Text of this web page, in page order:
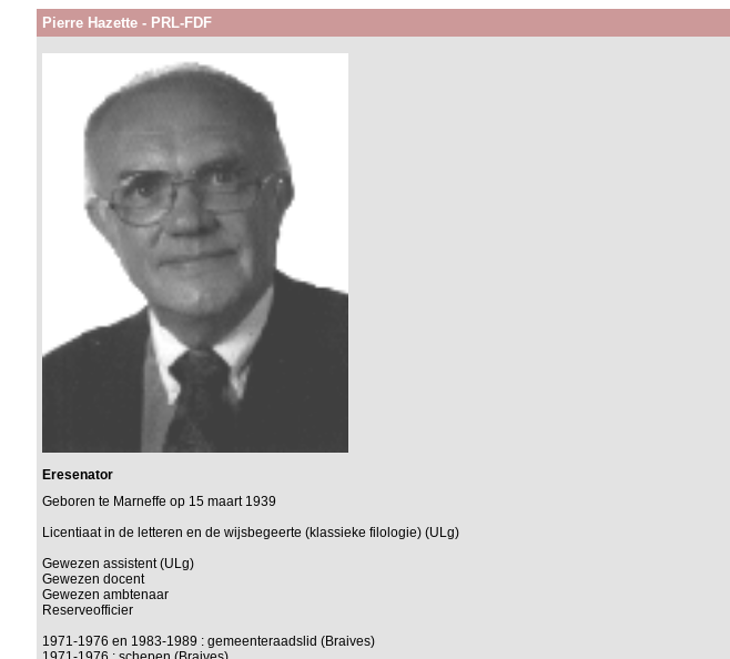
Pierre Hazette - PRL-FDF
Eresenator
Geboren te Marneffe op 15 maart 1939
Licentiaat in de letteren en de wijsbegeerte (klassieke filologie) (ULg)
Gewezen assistent (ULg)
Gewezen docent
Gewezen ambtenaar
Reserveofficier
1971-1976 en 1983-1989 : gemeenteraadslid (Braives)